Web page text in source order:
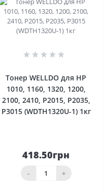
Тонер WELLDO для HP
1010, 1160, 1320, 1200,
2100, 2410, P2015, P2035,
P3015 (WDTH1320U-1) 1кг
418.50грн
- +